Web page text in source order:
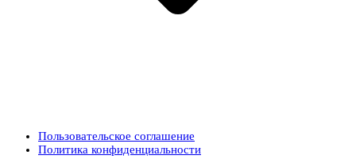
Пользовательское соглашение
Политика конфиденциальности